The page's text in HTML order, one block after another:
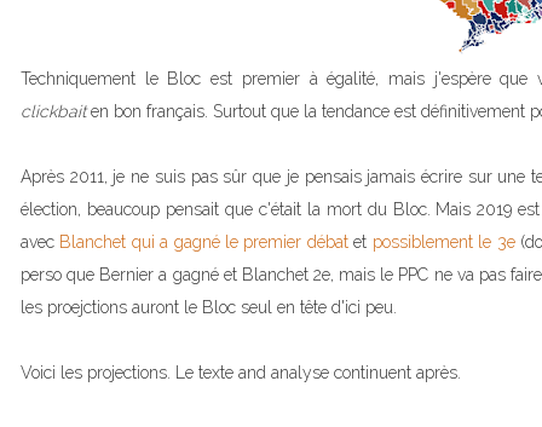
Techniquement le Bloc est premier à égalité, mais j'espère que
clickbaiten bon français. Surtout que la tendance est définitivement
Après 2011, je ne suis pas sûr que je pensais jamais écrire sur une
élection, beaucoup pensait que c'était la mort du Bloc. Mais 2019
avec Blanchet qui a gagné le premier débatet possiblement le 3e
perso que Bernier a gagné et Blanchet 2e, mais le PPC ne va pas
les proejctions auront le Bloc seul en tête d'ici peu.
Voici les projections. Le texte and analyse continuent après.